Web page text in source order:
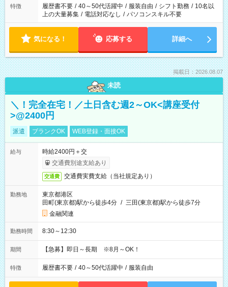
合は応募できません。
特徴 履歴書不要 / 40～50代活躍中 / 服装自由 / シフト勤務 / 10名以
上の大量募集 / 電話対応なし / パソコンスキル不要
気になる！ 応募する 詳細へ
掲載日：2026.08.07
未読
＼！完全在宅！／土日含む週2～OK<講座受付
>@2400円
派遣 ブランクOK WEB登録・面接OK
給与
時給2400円＋交
交通費別途支給あり
交通費 交通費実費支給（当社規定あり）
勤務地
東京都港区
田町(東京都)駅から徒歩4分 / 三田(東京都)駅から徒歩7分
金融関連
勤務時間 8:30～12:30
期間 【急募】即日～長期 ※8月～OK！
特徴 履歴書不要 / 40～50代活躍中 / 服装自由